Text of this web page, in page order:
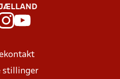
stillinger